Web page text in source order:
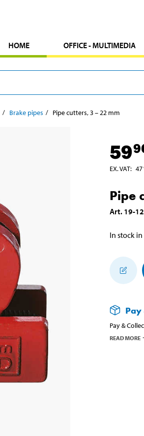
HOME OFFICE - MULTIMEDIA
Brake pipes Pipe cutters, 3 – 22 mm
59
EX. VAT: 47
Pipe
Art. 19-
In stock in
Pay
Pay &
READ MORE